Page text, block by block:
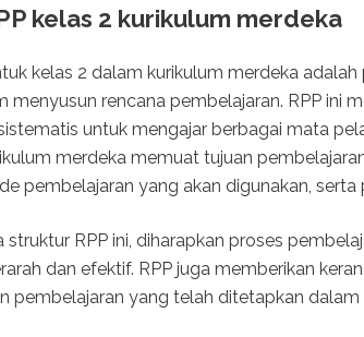
kelas 2 kurikulum merdeka
kelas 2 dalam kurikulum merdeka
menyusun rencana pembelajaran. RPP ini
untuk mengajar berbagai mata
merdeka memuat tujuan
pembelajaran yang akan digunakan, serta
struktur RPP ini, diharapkan proses
dan efektif. RPP juga memberikan
pembelajaran yang telah ditetapkan dalam